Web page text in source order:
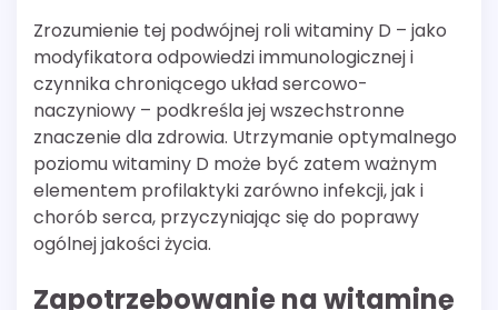
Zrozumienie tej podwójnej roli witaminy D – jako
modyfikatora odpowiedzi immunologicznej i
czynnika chroniącego układ sercowo-
naczyniowy – podkreśla jej wszechstronne
znaczenie dla zdrowia. Utrzymanie optymalnego
poziomu witaminy D może być zatem ważnym
elementem profilaktyki zarówno infekcji, jak i
chorób serca, przyczyniając się do poprawy
ogólnej jakości życia.
Zapotrzebowanie na witaminę